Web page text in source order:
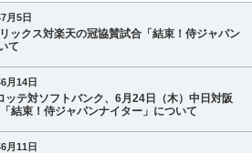
月5日
ックス対楽天の冠協賛試合「結束！侍ジャパン
て
月14日
ッテ対ソフトバンク、6月24日（木）中日対阪
結束！侍ジャパンナイター」について
月11日